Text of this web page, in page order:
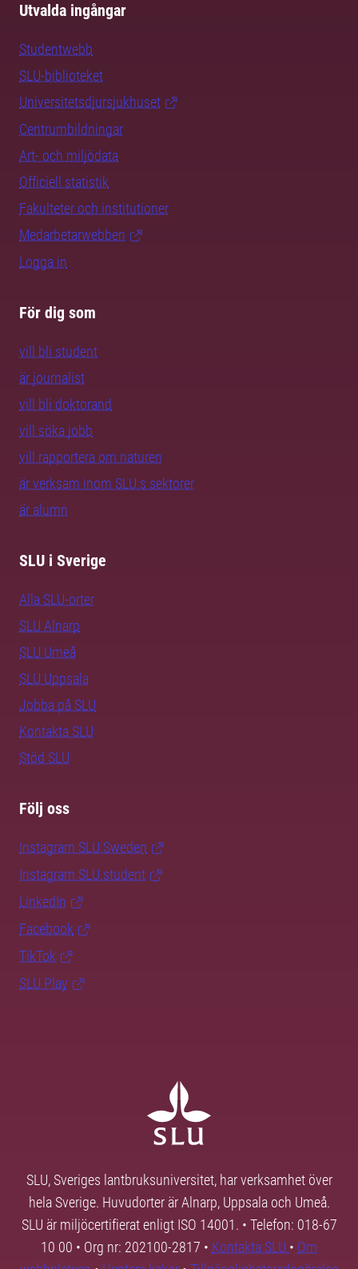
Utvalda ingångar
Studentwebb
SLU-biblioteket
Universitetsdjursjukhuset
Centrumbildningar
Art- och miljödata
Officiell statistik
Fakulteter och institutioner
Medarbetarwebben
Logga in
För dig som
vill bli student
är journalist
vill bli doktorand
vill söka jobb
vill rapportera om naturen
är verksam inom SLU:s sektorer
är alumn
SLU i Sverige
Alla SLU-orter
SLU Alnarp
SLU Umeå
SLU Uppsala
Jobba på SLU
Kontakta SLU
Stöd SLU
Följ oss
Instagram SLU.Sweden
Instagram SLU.student
LinkedIn
Facebook
TikTok
SLU Play
SLU, Sveriges lantbruksuniversitet, har verksamhet över
hela Sverige. Huvudorter är Alnarp, Uppsala och Umeå.
SLU är miljöcertifierat enligt ISO 14001. • Telefon: 018-67
10 00 • Org nr: 202100-2817 • Kontakta SLU • Om